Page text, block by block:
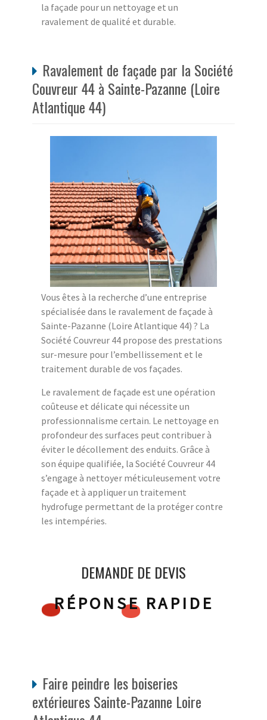
la façade pour un nettoyage et un
ravalement de qualité et durable.
Ravalement de façade par la Société
Couvreur 44 à Sainte-Pazanne (Loire
Atlantique 44)
Vous êtes à la recherche d’une entreprise
spécialisée dans le ravalement de façade à
Sainte-Pazanne (Loire Atlantique 44) ? La
Société Couvreur 44 propose des prestations
sur-mesure pour l’embellissement et le
traitement durable de vos façades.
Le ravalement de façade est une opération
coûteuse et délicate qui nécessite un
professionnalisme certain. Le nettoyage en
profondeur des surfaces peut contribuer à
éviter le décollement des enduits. Grâce à
son équipe qualifiée, la Société Couvreur 44
s’engage à nettoyer méticuleusement votre
façade et à appliquer un traitement
hydrofuge permettant de la protéger contre
les intempéries.
DEMANDE DE DEVIS
RÉPONSE RAPIDE
Faire peindre les boiseries
extérieures Sainte-Pazanne Loire